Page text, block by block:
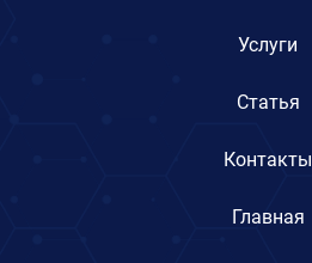
Услуги
Статья
Контакты
Главная